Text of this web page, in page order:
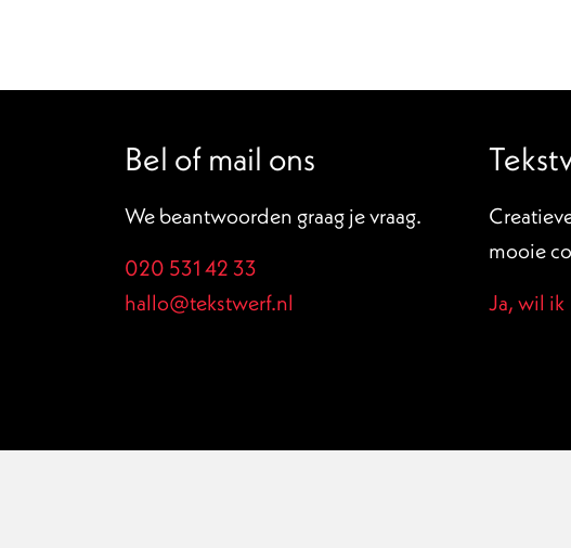
Bel of mail ons
We beantwoorden graag je vraag.
020 531 42 33
hallo@tekstwerf.nl
mooie
Ja, wil ik